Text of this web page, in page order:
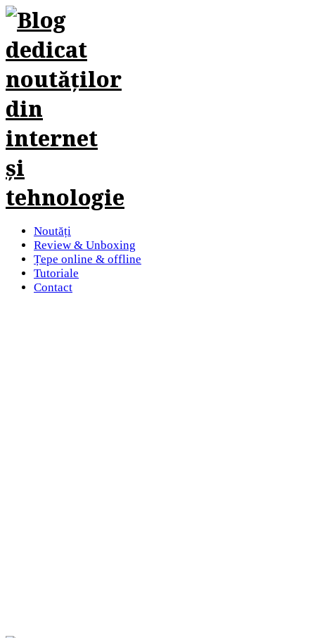
Noutăți
Review & Unboxing
Țepe online & offline
Tutoriale
Contact